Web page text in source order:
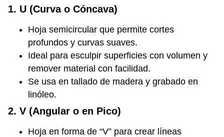
1. U (Curva o Cóncava)
Hoja semicircular que permite cortes
profundos y curvas suaves.
Ideal para esculpir superficies con volumen y
remover material con facilidad.
Se usa en tallado de madera y grabado en
linóleo.
2. V (Angular o en Pico)
Hoja en forma de “V” para crear líneas